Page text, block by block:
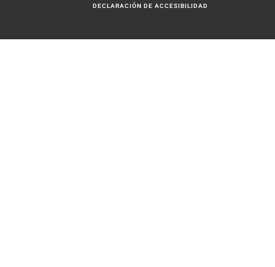
DECLARACIÓN DE ACCESIBILIDAD